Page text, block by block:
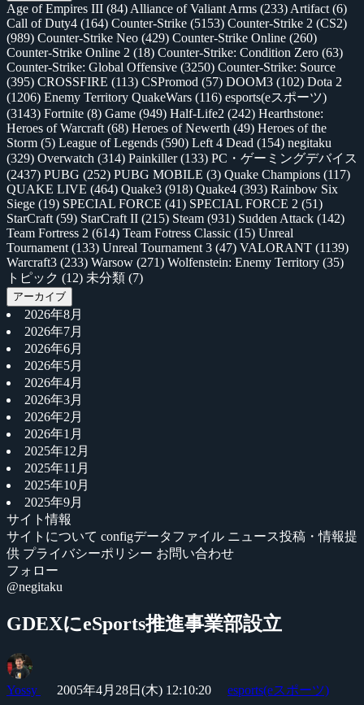
Age of Empires III (84) Alliance of Valiant Arms (233) Artifact (6)
Call of Duty4 (164) Counter-Strike (5153) Counter-Strike 2 (CS2)
(989) Counter-Strike Neo (429) Counter-Strike Online (260)
Counter-Strike Online 2 (18) Counter-Strike: Condition Zero (63)
Counter-Strike: Global Offensive (3250) Counter-Strike: Source
(395) CROSSFIRE (113) CSPromod (57) DOOM3 (102) Dota 2
(1206) Enemy Territory QuakeWars (116) esports(eスポーツ)
(3143) Fortnite (8) Game (949) Half-Life2 (242) Hearthstone:
Heroes of Warcraft (68) Heroes of Newerth (49) Heroes of the
Storm (5) League of Legends (590) Left 4 Dead (154) negitaku
(329) Overwatch (314) Painkiller(133) PC・ゲーミングデバイス
(2437) PUBG (252) PUBG MOBILE (3) Quake Champions (117)
QUAKE LIVE (464) Quake3 (918) Quake4 (393) Rainbow Six
Siege (19) SPECIAL FORCE (41) SPECIAL FORCE 2 (51)
StarCraft (59) StarCraft II (215) Steam (931) Sudden Attack (142)
Team Fortress 2 (614) Team Fotress Classic (15) Unreal
Tournament (133) Unreal Tournament 3 (47) VALORANT (1139)
Warcraft3 (233) Warsow (271) Wolfenstein: Enemy Territory (35)
トピック (12) 未分類 (7)
アーカイブ
2026年8月
2026年7月
2026年6月
2026年5月
2026年4月
2026年3月
2026年2月
2026年1月
2025年12月
2025年11月
2025年10月
2025年9月
サイト情報
サイトについて configデータファイル ニュース投稿・情報提
供 プライバシーポリシー お問い合わせ
フォロー
@negitaku
GDEXにeSports推進事業部設立
Yossy 2005年4月28日(木) 12:10:20 esports(eスポーツ)